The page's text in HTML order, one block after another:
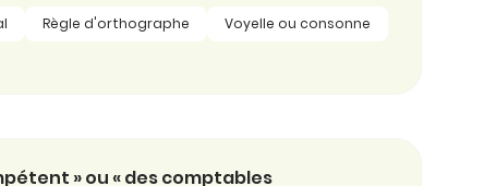
Règle d'orthographe Voyelle ou consonne
» ou « des comptables